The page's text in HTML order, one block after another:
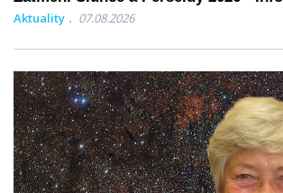
Aktuality 07.08.2026